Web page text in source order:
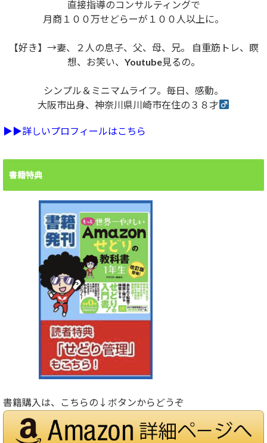
直接指導のコンサルティングで
月商１００万せどらーが１００人以上に。
【好き】→妻、２人の息子、父、母、兄。 自重筋トレ、瞑
想、お笑い、Youtube見るの。
シンプル＆ミニマムライフ。毎日、感動。
大阪市出身、神奈川県川崎市在住の３８才
▶︎▶︎詳しいプロフィールはこちら
書籍特典
書籍購入は、こちらの↓ボタンからどうぞ